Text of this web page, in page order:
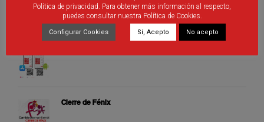
ÚLTIMAS PUBLICACIONES
Cierre de Fénix
Política de privacidad. Para obtener más información al respecto,
puedes consultar nuestra Política de Cookies.
Configurar Cookies Sí, Acepto No acepto